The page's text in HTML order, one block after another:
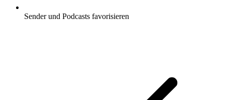
Sender und Podcasts favorisieren